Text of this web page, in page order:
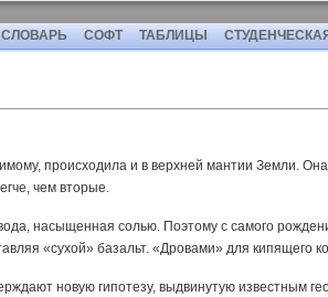
СЛОВАРЬ СОФТ ТАБЛИЦЫ
происходила и в верхней мантии Земли.
чем вторые.
насыщенная солью. Поэтому с самого
«сухой» базальт. «Дровами» для кипящего
новую гипотезу, выдвинутую известным